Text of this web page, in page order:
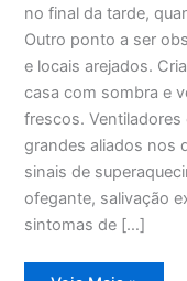
no final da tarde,
Outro ponto a ser
e locais arejados.
casa com sombra e
frescos.
grandes aliados nos
sinais de
ofegante, salivação
sintomas de […]